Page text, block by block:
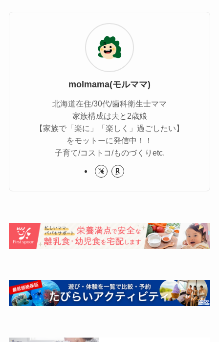
molmama(モルママ)
北海道在住/30代/歯科衛生士ママ
家族構成は夫と2歳娘
【家族で「楽に」「楽しく」過ごしたい】
をモットーに発信中！！
子育て/コストコ/ものづくりetc.